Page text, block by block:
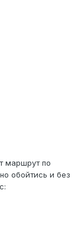
маршрут по
обойтись и без